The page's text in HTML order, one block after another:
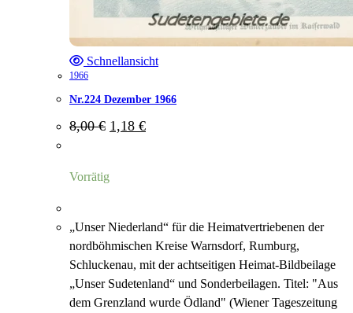
Schnellansicht
1966
Nr.224 Dezember 1966
8,00€ Ursprünglicher
Preis
1,18 €Aktueller
Preis
Vorrätig
„Unser Niederland“ für die Heimatvertriebenen der
nordböhmischen Kreise Warnsdorf, Rumburg,
Schluckenau, mit der achtseitigen Heimat-Bildbeilage
„Unser Sudetenland“ und Sonderbeilagen. Titel: "Aus
dem Grenzland wurde Ödland" (Wiener Tageszeitung